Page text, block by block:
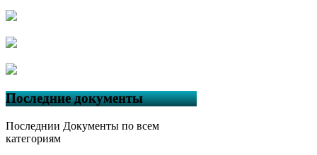
Последние документы
Последнии Документы по всем
категориям